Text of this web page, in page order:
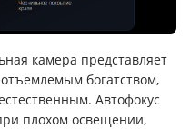
камера представляет
богатством,
Автофокус
плохом освещении,